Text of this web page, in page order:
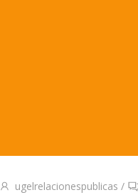
ugelrelacionespublicas /